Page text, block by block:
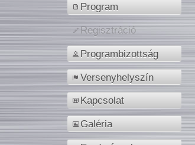
Program
Regisztráció
Programbizottság
Versenyhelyszín
Kapcsolat
Galéria